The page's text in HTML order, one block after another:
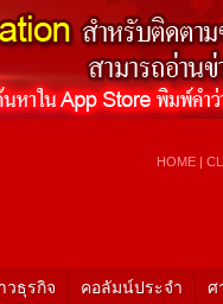
HOME |
วธุรกิจ คอลัมน์ประจำ ศ